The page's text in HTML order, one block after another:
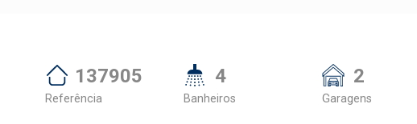
137905
Referência
4
Banheiros
2
Garagens